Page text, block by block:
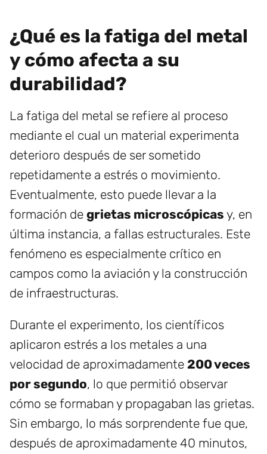
¿Qué es la fatiga del metal
y cómo afecta a su
durabilidad?
La fatiga del metal se refiere al proceso
mediante el cual un material experimenta
deterioro después de ser sometido
repetidamente a estrés o movimiento.
Eventualmente, esto puede llevar a la
formación de grietas microscópicas y, en
última instancia, a fallas estructurales. Este
fenómeno es especialmente crítico en
campos como la aviación y la construcción
de infraestructuras.
Durante el experimento, los científicos
aplicaron estrés a los metales a una
velocidad de aproximadamente 200 veces
por segundo, lo que permitió observar
cómo se formaban y propagaban las grietas.
Sin embargo, lo más sorprendente fue que,
después de aproximadamente 40 minutos,